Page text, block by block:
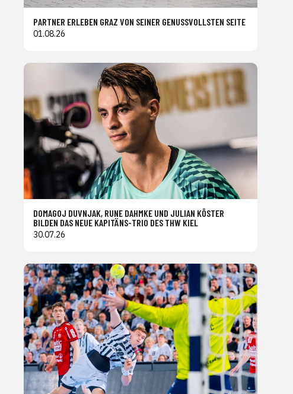
PARTNER ERLEBEN GRAZ VON SEINER GENUSSVOLLSTEN SEITE
01.08.26
DOMAGOJ DUVNJAK, RUNE DAHMKE UND JULIAN KÖSTER
BILDEN DAS NEUE KAPITÄNS-TRIO DES THW KIEL
30.07.26